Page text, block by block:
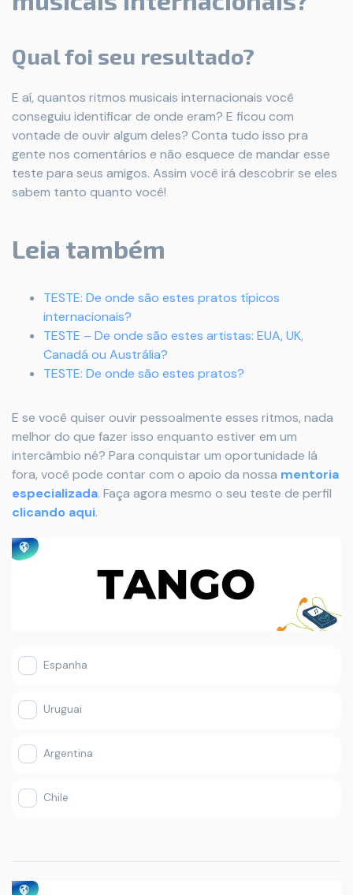
Qual foi seu resultado?
E aí, quantos ritmos musicais internacionais você
conseguiu identificar de onde eram? E ficou com
vontade de ouvir algum deles? Conta tudo isso pra
gente nos comentários e não esquece de mandar esse
teste para seus amigos. Assim você irá descobrir se eles
sabem tanto quanto você!
Leia também
TESTE: De onde são estes pratos típicos
internacionais?
TESTE – De onde são estes artistas: EUA, UK,
Canadá ou Austrália?
TESTE: De onde são estes pratos?
E se você quiser ouvir pessoalmente esses ritmos, nada
melhor do que fazer isso enquanto estiver em um
intercâmbio né? Para conquistar um oportunidade lá
fora, você pode contar com o apoio da nossa mentoria
especializada. Faça agora mesmo o seu teste de perfil
clicando aqui.
Espanha
Uruguai
Argentina
Chile